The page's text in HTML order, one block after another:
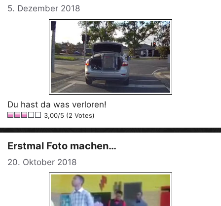
5. Dezember 2018
Du hast da was verloren!
3,00/5 (2 Votes)
Erstmal Foto machen…
20. Oktober 2018